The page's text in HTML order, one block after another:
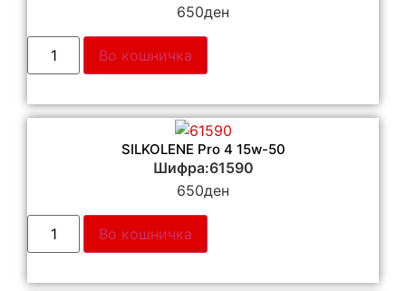
650ден
Во кошничка
SILKOLENE Pro 4 15w-50
Шифра:61590
650ден
Во кошничка